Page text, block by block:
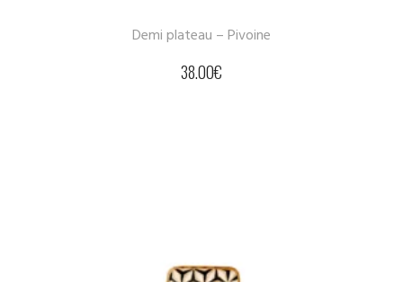
Demi plateau – Pivoine
38.00€